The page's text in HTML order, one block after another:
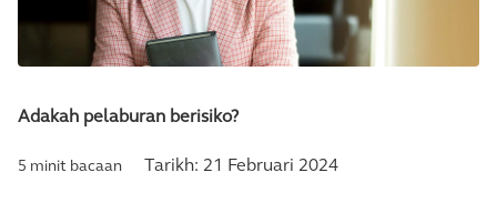
Adakah pelaburan berisiko?
5 minit bacaan Tarikh: 21 Februari 2024